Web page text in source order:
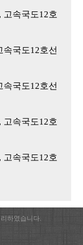
속국도12호
국도12호선
국도12호선
속국도12호
속국도12호
하였습니다.